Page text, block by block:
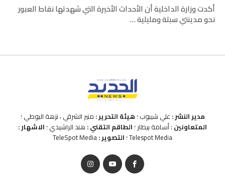
أكدت وزارة الداخلية أن الأحداث الأخيرة التي شهدتها نقاط العبور
نحو مدينتي سبتة ومليلية …
مدير النشر : علي شيبوب ؛ هيئة التحرير : منير الشرقي ، نزهة البوطي ؛
المتعاونين : أسامة بيطار ؛ الطاقم التقني : هند الراشيدي ؛ الاشهار :
Telespot Media ؛ التصوير :TeleSpot Media